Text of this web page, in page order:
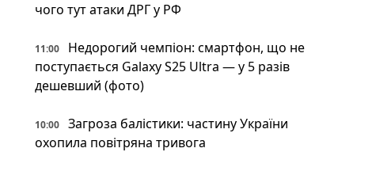
чого тут атаки ДРГ у РФ
11:00
Недорогий чемпіон: смартфон, що не
поступається Galaxy S25 Ultra — у 5 разів
дешевший (фото)
10:00
Загроза балістики: частину України
охопила повітряна тривога